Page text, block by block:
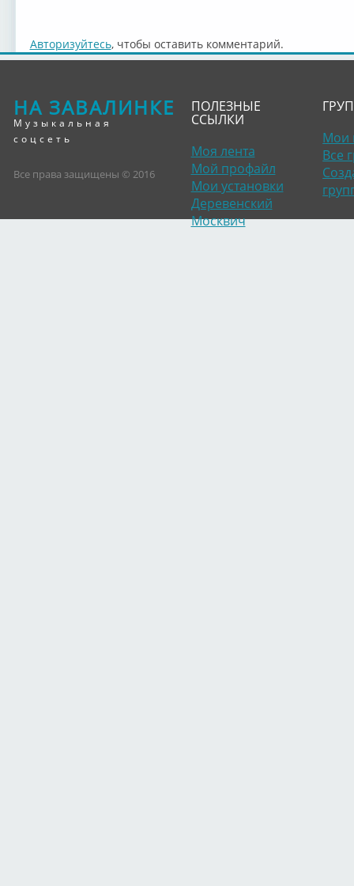
Авторизуйтесь, чтобы оставить комментарий.
НА ЗАВАЛИНКЕ
Музыкальная
соцсеть
Все права защищены © 2016
ПОЛЕЗНЫЕ
ССЫЛКИ
Моя лента
Мой профайл
Мои установки
Деревенский
Москвич
Мои
Все